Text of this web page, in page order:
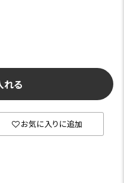
れる
お気に入りに追加